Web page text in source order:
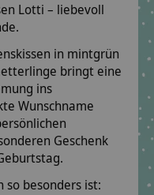
Lotti – liebevoll
in mintgrün
bringt eine
ins
Wunschname
Geschenk
so besonders ist: